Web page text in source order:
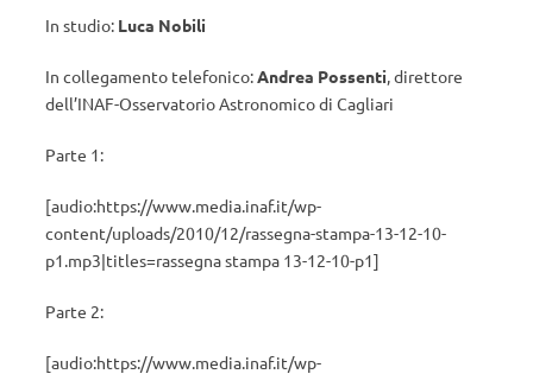
In studio: Luca Nobili
In collegamento telefonico:Andrea Possenti, direttore
dell’INAF-Osservatorio Astronomico di Cagliari
Parte 1:
[audio:https://www.media.inaf.it/wp-
content/uploads/2010/12/rassegna-stampa-13-12-10-
p1.mp3|titles=rassegna stampa 13-12-10-p1]
Parte 2:
[audio:https://www.media.inaf.it/wp-